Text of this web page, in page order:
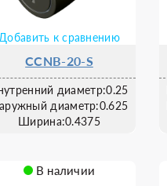
Добавить к сравнению
CCNB-20-S
диаметр:0.25
диаметр:0.625
Ширина:0.4375
В наличии